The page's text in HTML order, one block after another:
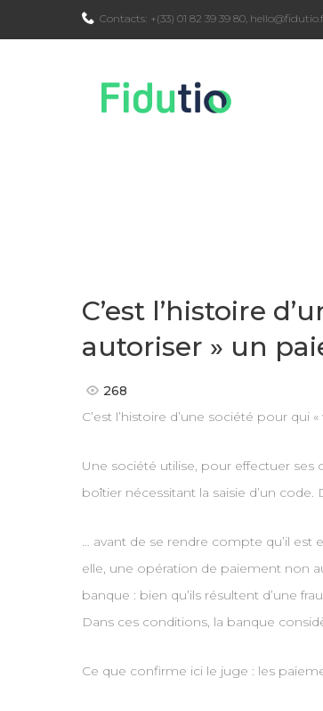
to
Contacts: +(33) 01 82 39 39 80,
C’est l’histoire
autoriser » un
268
C’est l’histoire d’une société pour qui
Une société utilise, pour effectuer ses
boîtier nécessitant la saisie d’un
… avant de se rendre compte qu’il est
elle, une opération de paiement non
banque : bien qu’ils résultent d’une
Dans ces conditions, la banque
Ce que confirme ici le juge : les